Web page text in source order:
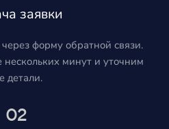
заявки
форму обратной связи.
минут и уточним
детали.
02